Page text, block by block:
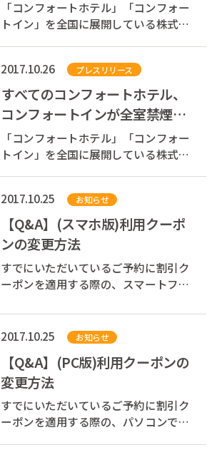
に2018年3月にオープン
「コンフォートホテル」「コンフォー
トイン」を全国に展開している株式会
雄哉、以下チョイスホテルズジャパ
ン）は、2018年3月30日（金）、千葉
県浦安市明海に、「コンフォートスイ
ーツ東京ベ...
2017.10.26 プレスリリース
すべてのコンフォートホテル、
コンフォートインが全室禁煙
に 公式Webサイトで発表
「コンフォートホテル」「コンフォー
トイン」を全国に展開している株式会
雄哉）は、2017年10月26日（木）、当
社が展開するすべての「コンフォート
ホテル」「コンフォートイン」が「全
室禁煙」...
2017.10.25 お知らせ
【Q&A】(スマホ版)利用クーポ
ンの変更方法
すでにいただいているご予約に割引ク
ーポンを適用する際の、スマートフォ
コンから行う場合はこちらをご覧くだ
さい。 ※14日前までの早期予約プラン
変更できない場合があります。
2017.10.25 お知らせ
【Q&A】(PC版)利用クーポンの
変更方法
すでにいただいているご予約に割引ク
ーポンを適用する際の、パソコンでの